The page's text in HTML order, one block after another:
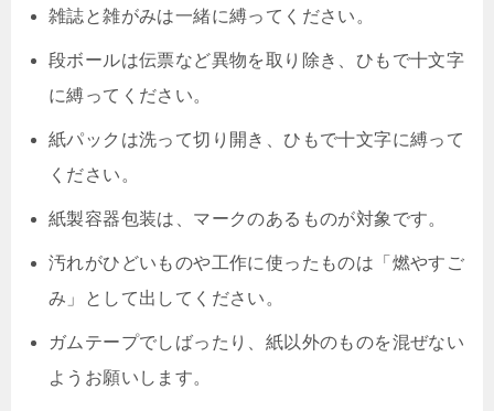
雑誌と雑がみは一緒に縛ってください。
段ボールは伝票など異物を取り除き、ひもで十文字
に縛ってください。
紙パックは洗って切り開き、ひもで十文字に縛って
ください。
紙製容器包装は、マークのあるものが対象です。
汚れがひどいものや工作に使ったものは「燃やすご
み」として出してください。
ガムテープでしばったり、紙以外のものを混ぜない
ようお願いします。